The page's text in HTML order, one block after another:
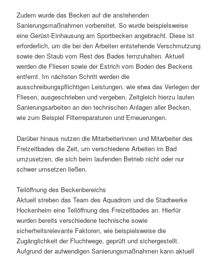
Zudem wurde das Becken auf die anstehenden
Sanierungsmaßnahmen vorbereitet. So wurde beispielsweise
eine Gerüst-Einhausung am Sportbecken angebracht. Diese ist
erforderlich, um die bei den Arbeiten entstehende Verschmutzung
sowie den Staub vom Rest des Bades fernzuhalten. Aktuell
werden die Fliesen sowie der Estrich vom Boden des Beckens
entfernt. Im nächsten Schritt werden die
ausschreibungspflichtigen Leistungen, wie etwa das Verlegen der
Fliesen, ausgeschrieben und vergeben. Zeitgleich hierzu laufen
Sanierungsarbeiten an den technischen Anlagen aller Becken,
wie zum Beispiel Filterreparaturen und Erneuerungen.
Darüber hinaus nutzen die Mitarbeiterinnen und Mitarbeiter des
Freizeitbades die Zeit, um verschiedene Arbeiten im Bad
umzusetzen, die sich beim laufenden Betrieb nicht oder nur
schwer umsetzen ließen.
Teilöffnung des Beckenbereichs
Aktuell streben das Team des Aquadrom und die Stadtwerke
Hockenheim eine Teilöffnung des Freizeitbades an. Hierfür
wurden bereits verschiedene technische sowie
sicherheitsrelevante Faktoren, wie beispielsweise die
Zugänglichkeit der Fluchtwege, geprüft und sichergestellt.
Aufgrund der aufwendigen Sanierungsmaßnahmen kann aktuell